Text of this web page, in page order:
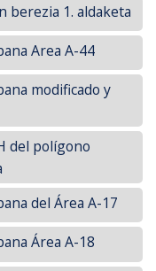
berezia 1. aldaketa
Area A-44
modificado y
del polígono
del Área A-17
Área A-18